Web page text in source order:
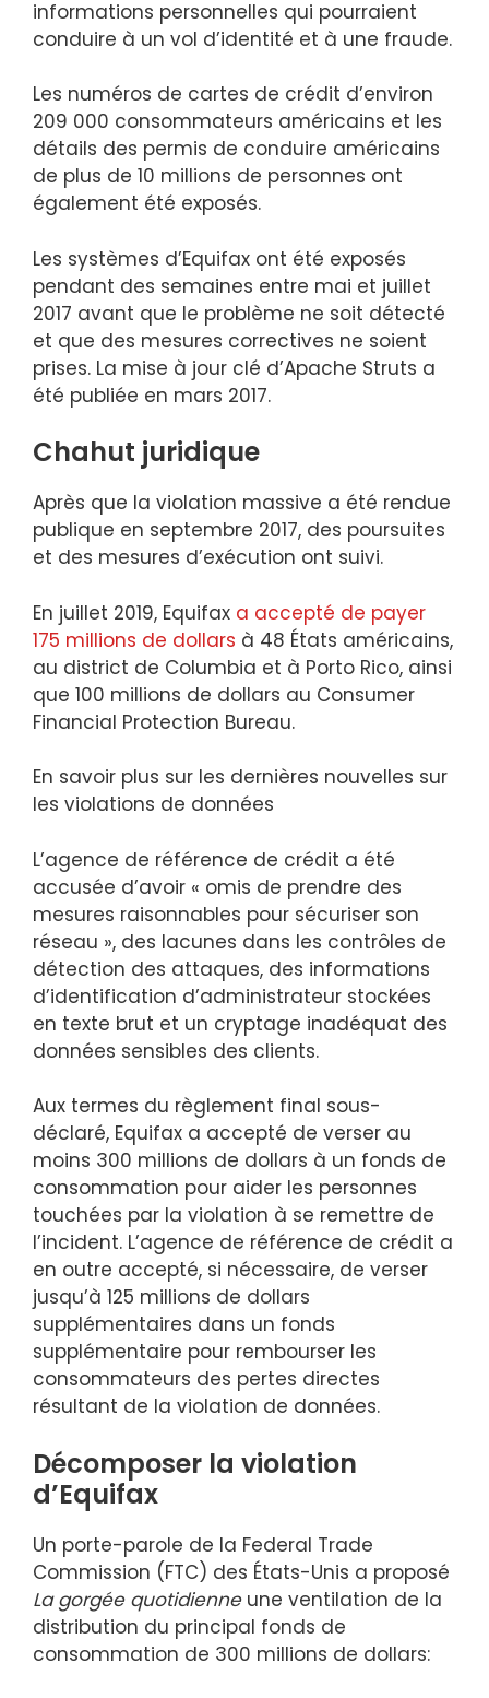
informations personnelles qui pourraient
conduire à un vol d’identité et à une fraude.
Les numéros de cartes de crédit d’environ
209 000 consommateurs américains et les
détails des permis de conduire américains
de plus de 10 millions de personnes ont
également été exposés.
Les systèmes d’Equifax ont été exposés
pendant des semaines entre mai et juillet
2017 avant que le problème ne soit détecté
et que des mesures correctives ne soient
prises. La mise à jour clé d’Apache Struts a
été publiée en mars 2017.
Chahut juridique
Après que la violation massive a été rendue
publique en septembre 2017, des poursuites
et des mesures d’exécution ont suivi.
En juillet 2019, Equifax a accepté de payer
175 millions de dollars à 48 États américains,
au district de Columbia et à Porto Rico, ainsi
que 100 millions de dollars au Consumer
Financial Protection Bureau.
En savoir plus sur les dernières nouvelles sur
les violations de données
L’agence de référence de crédit a été
accusée d’avoir « omis de prendre des
mesures raisonnables pour sécuriser son
réseau », des lacunes dans les contrôles de
détection des attaques, des informations
d’identification d’administrateur stockées
en texte brut et un cryptage inadéquat des
données sensibles des clients.
Aux termes du règlement final sous-
déclaré, Equifax a accepté de verser au
moins 300 millions de dollars à un fonds de
consommation pour aider les personnes
touchées par la violation à se remettre de
l’incident. L’agence de référence de crédit a
en outre accepté, si nécessaire, de verser
jusqu’à 125 millions de dollars
supplémentaires dans un fonds
supplémentaire pour rembourser les
consommateurs des pertes directes
résultant de la violation de données.
Décomposer la violation
d’Equifax
Un porte-parole de la Federal Trade
Commission (FTC) des États-Unis a proposé
La gorgée quotidienneune ventilation de la
distribution du principal fonds de
consommation de 300 millions de dollars: